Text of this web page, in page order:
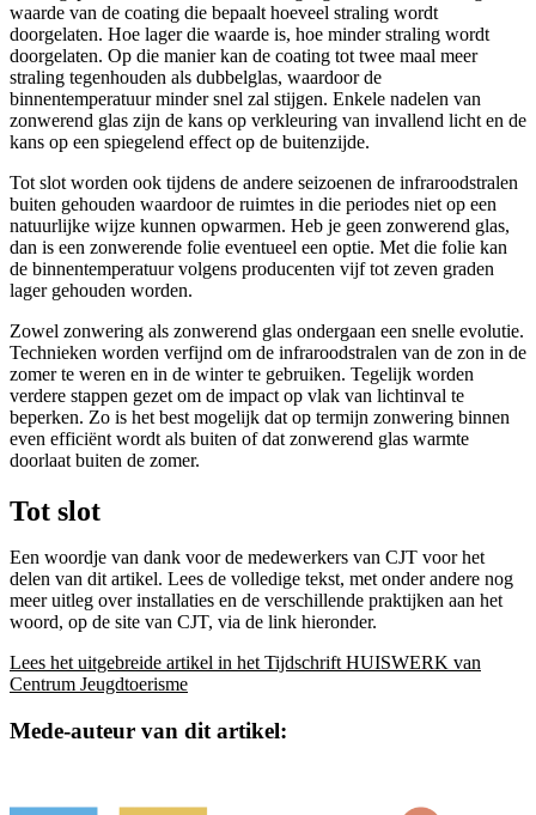
waarde van de coating die bepaalt hoeveel straling wordt
doorgelaten. Hoe lager die waarde is, hoe minder straling wordt
doorgelaten. Op die manier kan de coating tot twee maal meer
straling tegenhouden als dubbelglas, waardoor de
binnentemperatuur minder snel zal stijgen. Enkele nadelen van
zonwerend glas zijn de kans op verkleuring van invallend licht en de
kans op een spiegelend effect op de buitenzijde.
Tot slot worden ook tijdens de andere seizoenen de infraroodstralen
buiten gehouden waardoor de ruimtes in die periodes niet op een
natuurlijke wijze kunnen opwarmen. Heb je geen zonwerend glas,
dan is een zonwerende folie eventueel een optie. Met die folie kan
de binnentemperatuur volgens producenten vijf tot zeven graden
lager gehouden worden.
Zowel zonwering als zonwerend glas ondergaan een snelle evolutie.
Technieken worden verfijnd om de infraroodstralen van de zon in de
zomer te weren en in de winter te gebruiken. Tegelijk worden
verdere stappen gezet om de impact op vlak van lichtinval te
beperken. Zo is het best mogelijk dat op termijn zonwering binnen
even efficiënt wordt als buiten of dat zonwerend glas warmte
doorlaat buiten de zomer.
Tot slot
Een woordje van dank voor de medewerkers van CJT voor het
delen van dit artikel. Lees de volledige tekst, met onder andere nog
meer uitleg over installaties en de verschillende praktijken aan het
woord, op de site van CJT, via de link hieronder.
Lees het uitgebreide artikel in het Tijdschrift HUISWERK van
Centrum Jeugdtoerisme
Mede-auteur van dit artikel: